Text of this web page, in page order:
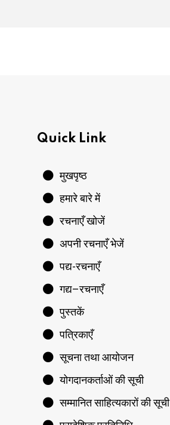
Quick Link
मुखपृष्ठ
हमारे बारे में
रचनाएँ खोजें
अपनी रचनाएँ भेजें
पद्य-रचनाएँ
गद्य–रचनाएँ
पुस्तकें
पत्रिकाएँ
सूचना तथा आयोजन
योगदानकर्ताओं की सूची
सम्मानित साहित्यकारों की सूची